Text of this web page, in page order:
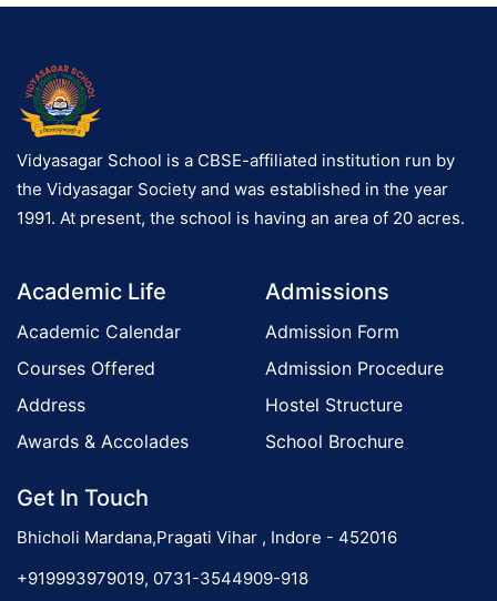
Vidyasagar School is a CBSE-affiliated institution run by
the Vidyasagar Society and was established in the year
1991. At present, the school is having an area of 20 acres.
Academic Life
Academic Calendar
Courses Offered
Address
Awards & Accolades
Admissions
Admission Form
Admission Procedure
Hostel Structure
School Brochure
Get In Touch
Bhicholi Mardana,Pragati Vihar , Indore - 452016
+919993979019, 0731-3544909-918